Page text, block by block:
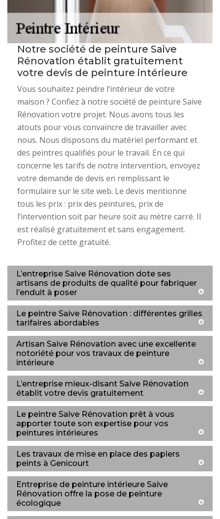
Notre société de peinture Saive
Rénovation établit gratuitement
votre devis de peinture intérieure
Vous souhaitez peindre l’intérieur de votre
maison ? Confiez à notre société de peinture Saive
Rénovation votre projet. Nous avons tous les
atouts pour vous convaincre de travailler avec
nous. Nous disposons du matériel performant et
des peintres qualifiés pour le travail. En ce qui
concerne les tarifs de notre intervention, envoyez
votre demande de devis en remplissant le
formulaire sur le site web. Le devis mentionne
tous les prix : prix des peintures, prix de
l’intervention soit par heure soit au mètre carré. Il
est réalisé gratuitement et sans engagement.
Profitez de cette gratuité.
L’entreprise Saive Rénovation dote ses
artisans de produits de qualité pour fabriquer
l’enduit à poser
Le peintre Saive Rénovation : différentes grilles
tarifaires abordables
Artisan Saive Rénovation avec une excellente
notoriété pour vos travaux de peinture
intérieure
L’entreprise mieux-disant Saive Rénovation
établit votre devis gratuitement
Le peintre Saive Rénovation prêt à vous
apporter toute son expertise pour vos
peintures intérieures
Les travaux de mise en place des papiers
peints à Genicourt
Entreprise de peinture intérieure Saive
Rénovation offre la pose de peinture
écologique